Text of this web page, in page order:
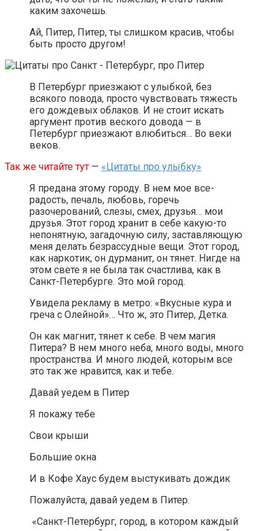
каким захочешь.
Ай, Питер, Питер, ты слишком красив, чтобы
быть просто другом!
В Петербург приезжают с улыбкой, без
всякого повода, просто чувствовать тяжесть
его дождевых облаков. И не стоит искать
аргумент против веского довода — в
Петербург приезжают влюбиться… Во веки
веков.
Так же читайте тут — «Цитаты про улыбку»
Я предана этому городу. В нем мое все-
радость, печаль, любовь, горечь
разочерований, слезы, смех, друзья… мои
друзья. Этот город хранит в себе какую-то
непонятную, загадочную силу, заставляющую
меня делать безрассудные вещи. Этот город,
как наркотик, он дурманит, он тянет. Нигде на
этом свете я не была так счастлива, как в
Санкт-Петербурге. Это мой город.
Увидела рекламу в метро: «Вкусные кура и
греча с Олейной»… Что ж, это Питер, Детка.
Он как магнит, тянет к себе. В чем магия
Питера? В нем много неба, много воды, много
пространства. И много людей, которым все
это так же нравится, как и тебе.
Давай уедем в Питер
Я покажу тебе
Свои крыши
Большие окна
И в Кофе Хаус будем выстукивать дождик
Пожалуйста, давай уедем в Питер.
«Санкт-Петербург, город, в котором каждый